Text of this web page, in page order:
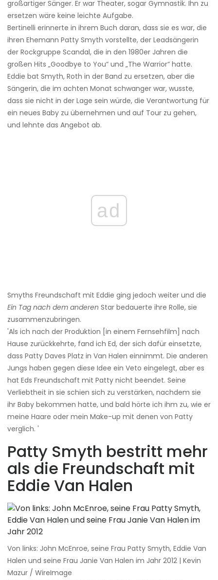
großartiger Sänger. Er war Theater, sogar Gymnastik. Ihn zu
ersetzen wäre keine leichte Aufgabe.
Bertinelli erinnerte in ihrem Buch daran, dass sie es war, die
ihren Ehemann Patty Smyth vorstellte, der Leadsängerin
der Rockgruppe Scandal, die in den 1980er Jahren die
großen Hits „Goodbye to You“ und „The Warrior“ hatte.
Eddie bat Smyth, Roth in der Band zu ersetzen, aber die
Sängerin, die im achten Monat schwanger war, wusste,
dass sie nicht in der Lage sein würde, die Verantwortung für
ein neues Baby zu übernehmen und auf Tour zu gehen,
und lehnte das Angebot ab.
ad
Smyths Freundschaft mit Eddie ging jedoch weiter und die
Ein Tag nach dem anderen Star bedauerte ihre Rolle, sie
zusammenzubringen.
'Als ich nach der Produktion [in einem Fernsehfilm] nach
Hause zurückkehrte, fand ich Ed, der sich dafür einsetzte,
dass Patty Daves Platz in Van Halen einnimmt. Die anderen
Jungs haben gegen diese Idee ein Veto eingelegt, aber es
hat Eds Freundschaft mit Patty nicht beendet. Seine
Verliebtheit in sie schien sich zu verstärken, nachdem sie
ihr Baby bekommen hatte, und bald hörte ich ihm zu, wie er
meine Haare oder mein Make-up mit denen von Patty
verglich. '
Patty Smyth bestritt mehr
als die Freundschaft mit
Eddie Van Halen
Von links: John McEnroe, seine Frau Patty Smyth, Eddie Van
Halen und seine Frau Janie Van Halen im Jahr 2012 | Kevin
Mazur / WireImage